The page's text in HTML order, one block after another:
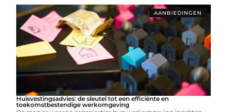
AANBIEDINGEN
Huisvestingsadvies: de sleutel tot een efficiënte en
toekomstbestendige werkomgeving